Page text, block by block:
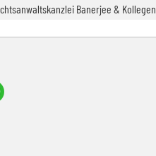
Banerjee & Kollegen.